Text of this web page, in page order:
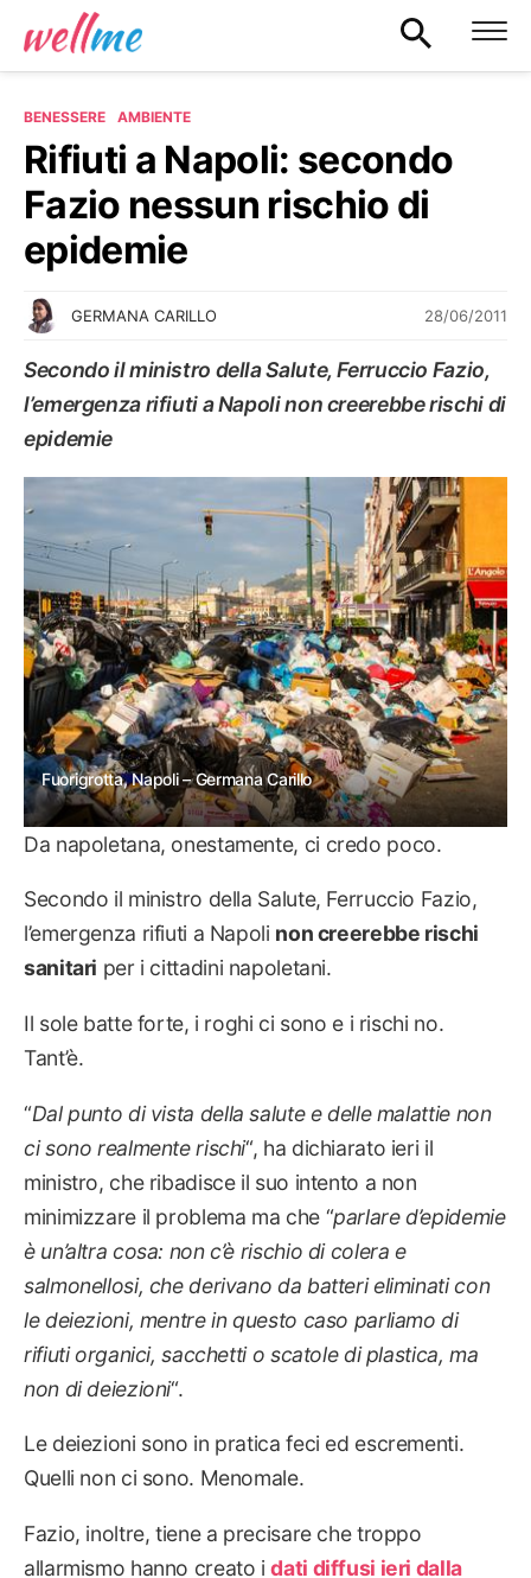
BENESSERE AMBIENTE
Rifiuti a Napoli: secondo
Fazio nessun rischio di
epidemie
GERMANA CARILLO 28/06/2011
Secondo il ministro della Salute, Ferruccio Fazio,
l’emergenza rifiuti a Napoli non creerebbe rischi di
epidemie
Fuorigrotta, Napoli – Germana Carillo
Da napoletana, onestamente, ci credo poco.
Secondo il ministro della Salute, Ferruccio Fazio,
l’emergenza rifiuti a Napoli non creerebbe rischi
sanitari per i cittadini napoletani.
Il sole batte forte, i roghi ci sono e i rischi no.
Tant’è.
“Dal punto di vista della salute e delle malattie non
ci sono realmente rischi“, ha dichiarato ieri il
ministro, che ribadisce il suo intento a non
minimizzare il problema ma che “parlare d’epidemie
è un’altra cosa: non c’è rischio di colera e
salmonellosi, che derivano da batteri eliminati con
le deiezioni, mentre in questo caso parliamo di
rifiuti organici, sacchetti o scatole di plastica, ma
non di deiezioni“.
Le deiezioni sono in pratica feci ed escrementi.
Quelli non ci sono. Menomale.
Fazio, inoltre, tiene a precisare che troppo
allarmismo hanno creato idati diffusi ieri dalla